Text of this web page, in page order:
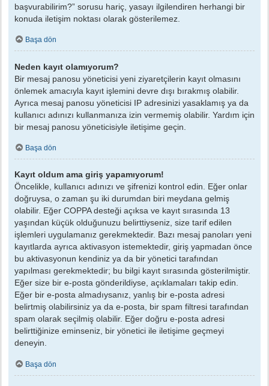
başvurabilirim?” sorusu hariç, yasayı ilgilendiren herhangi bir
konuda iletişim noktası olarak gösterilemez.
Başa dön
Neden kayıt olamıyorum?
Bir mesaj panosu yöneticisi yeni ziyaretçilerin kayıt olmasını
önlemek amacıyla kayıt işlemini devre dışı bırakmış olabilir.
Ayrıca mesaj panosu yöneticisi IP adresinizi yasaklamış ya da
kullanıcı adınızı kullanmanıza izin vermemiş olabilir. Yardım için
bir mesaj panosu yöneticisiyle iletişime geçin.
Başa dön
Kayıt oldum ama giriş yapamıyorum!
Öncelikle, kullanıcı adınızı ve şifrenizi kontrol edin. Eğer onlar
doğruysa, o zaman şu iki durumdan biri meydana gelmiş
olabilir. Eğer COPPA desteği açıksa ve kayıt sırasında 13
yaşından küçük olduğunuzu belirttiyseniz, size tarif edilen
işlemleri uygulamanız gerekmektedir. Bazı mesaj panoları yeni
kayıtlarda ayrıca aktivasyon istemektedir, giriş yapmadan önce
bu aktivasyonun kendiniz ya da bir yönetici tarafından
yapılması gerekmektedir; bu bilgi kayıt sırasında gösterilmiştir.
Eğer size bir e-posta gönderildiyse, açıklamaları takip edin.
Eğer bir e-posta almadıysanız, yanlış bir e-posta adresi
belirtmiş olabilirsiniz ya da e-posta, bir spam filtresi tarafından
spam olarak seçilmiş olabilir. Eğer doğru e-posta adresi
belirttiğinize eminseniz, bir yönetici ile iletişime geçmeyi
deneyin.
Başa dön